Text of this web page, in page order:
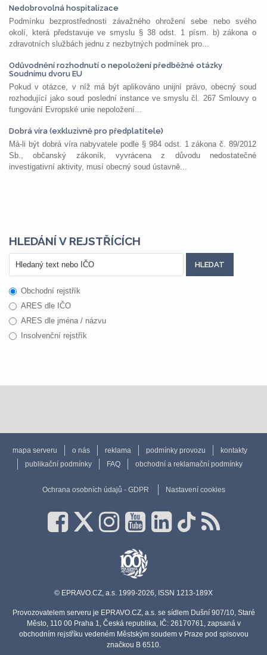
Nedobrovolná hospitalizace
Podmínku bezprostřednosti závažného ohrožení sebe nebo svého
okolí, která představuje ve smyslu § 38 odst. 1 písm. b) zákona o
zdravotních službách jednu z nezbytných podmínek pro...
Odůvodnění rozhodnutí o nepoložení předběžné otázky
Soudnímu dvoru EU
Pokud v otázce, v níž má být aplikováno unijní právo, obecný soud
rozhodující jako soud poslední instance ve smyslu čl. 267 Smlouvy o
fungování Evropské unie nepoložení...
Dobrá víra (exkluzivně pro předplatitele)
Má-li být dobrá víra nabyvatele podle § 984 odst. 1 zákona č. 89/2012
Sb., občanský zákoník, vyvrácena z důvodu nedostatečné
investigativní aktivity, musí obecný soud ústavně...
HLEDÁNÍ V REJSTŘÍCÍCH
Obchodní rejstřík
ARES dle IČO
ARES dle jména / názvu
Insolvenční rejstřík
mapa serveru o nás reklama podmínky provozu
kontakty
publikační podmínky
FAQ obchodní a reklamační podmínky
Ochrana osobních údajů - GDPR Nastavení cookies
© EPRAVO.CZ, a.s. 1999-2026, ISSN 1213-189X
Provozovatelem serveru je EPRAVO.CZ, a.s. se sídlem Dušní 907/10, Staré
Město, 110 00 Praha 1, Česká republika, IČ: 26170761, zapsaná v
obchodním rejstříku vedeném Městským soudem v Praze pod spisovou
značkou B 6510.